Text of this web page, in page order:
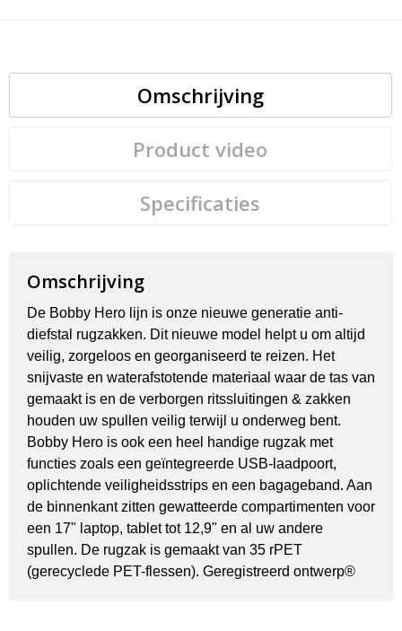
Omschrijving
Product video
Specificaties
Omschrijving
De Bobby Hero lijn is onze nieuwe generatie anti-
diefstal rugzakken. Dit nieuwe model helpt u om altijd
veilig, zorgeloos en georganiseerd te reizen. Het
snijvaste en waterafstotende materiaal waar de tas van
gemaakt is en de verborgen ritssluitingen & zakken
houden uw spullen veilig terwijl u onderweg bent.
Bobby Hero is ook een heel handige rugzak met
functies zoals een geïntegreerde USB-laadpoort,
oplichtende veiligheidsstrips en een bagageband. Aan
de binnenkant zitten gewatteerde compartimenten voor
een 17" laptop, tablet tot 12,9" en al uw andere
spullen. De rugzak is gemaakt van 35 rPET
(gerecyclede PET-flessen). Geregistreerd ontwerp®